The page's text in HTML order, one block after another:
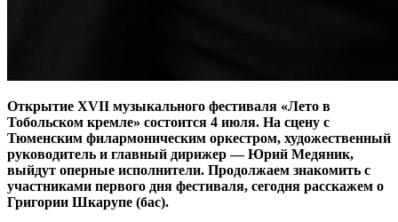
Открытие XVII музыкального фестиваля «Лето в
Тобольском кремле» состоится 4 июля. На сцену с
Тюменским филармоническим оркестром, художественный
руководитель и главный дирижер — Юрий Медяник,
выйдут оперные исполнители. Продолжаем знакомить с
участниками первого дня фестиваля, сегодня расскажем о
Григории Шкарупе (бас).